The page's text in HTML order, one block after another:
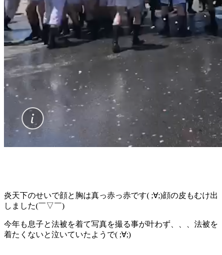
炎天下のせいで顔と胸は真っ赤っ赤です( ;∀;)顔の皮もむけ出
しました(￣▽￣)
今年も息子と法被を着て写真を撮る事が叶わず、、、法被を
着たくないと泣いていたようで( ;∀;)